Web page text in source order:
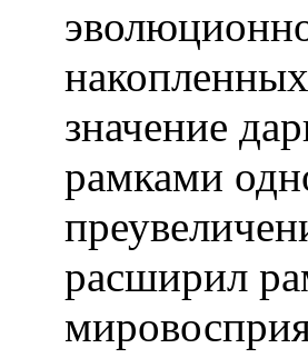
значение
рамками
расширил